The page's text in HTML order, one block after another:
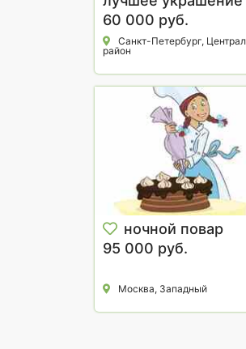
интерьера !
60 000 руб.
Санкт-Петербург,
район
ночной повар
95 000 руб.
Москва, Западный